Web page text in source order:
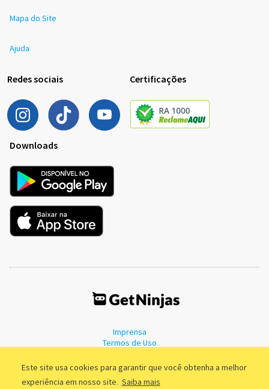
Este site usa cookies para garantir que você obtenha a melhor
experiência em nosso site. Saiba mais
Mapa do Site
Ajuda
Redes sociais Certificações
Downloads
Imprensa
Termos de Uso